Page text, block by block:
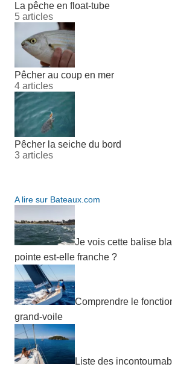
La pêche en float-tube
5 articles
Pêcher au coup en mer
4 articles
Pêcher la seiche du bord
3 articles
A lire sur Bateaux.com
Je vois cette balise
pointe est-elle franche ?
Comprendre le
grand-voile
Liste des